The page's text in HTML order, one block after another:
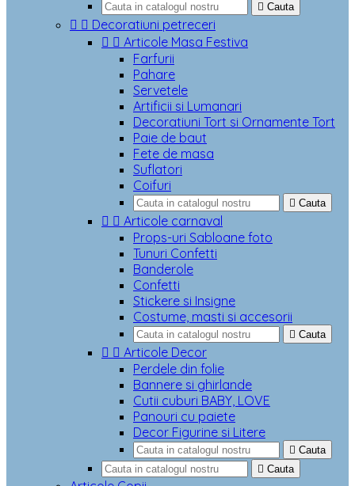
 Cauta
  Decoratiuni petreceri
  Articole Masa Festiva
Farfurii
Pahare
Servetele
Artificii si Lumanari
Decoratiuni Tort si Ornamente Tort
Paie de baut
Fete de masa
Suflatori
Coifuri
 Cauta
  Articole carnaval
Props-uri Sabloane foto
Tunuri Confetti
Banderole
Confetti
Stickere si Insigne
Costume, masti si accesorii
 Cauta
  Articole Decor
Perdele din folie
Bannere si ghirlande
Cutii cuburi BABY, LOVE
Panouri cu paiete
Decor Figurine si Litere
 Cauta
 Cauta